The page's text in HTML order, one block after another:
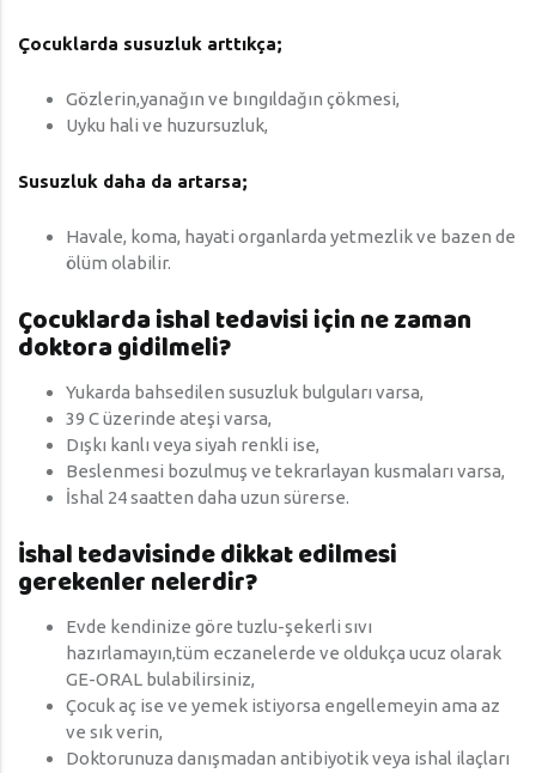
Çocuklarda susuzluk arttıkça;
Gözlerin,yanağın ve bıngıldağın çökmesi,
Uyku hali ve huzursuzluk,
Susuzluk daha da artarsa;
Havale, koma, hayati organlarda yetmezlik ve bazen de
ölüm olabilir.
Çocuklarda ishal tedavisi için ne zaman
doktora gidilmeli?
Yukarda bahsedilen susuzluk bulguları varsa,
39 C üzerinde ateşi varsa,
Dışkı kanlı veya siyah renkli ise,
Beslenmesi bozulmuş ve tekrarlayan kusmaları varsa,
İshal 24 saatten daha uzun sürerse.
İshal tedavisinde dikkat edilmesi
gerekenler nelerdir?
Evde kendinize göre tuzlu-şekerli sıvı
hazırlamayın,tüm eczanelerde ve oldukça ucuz olarak
GE-ORAL bulabilirsiniz,
Çocuk aç ise ve yemek istiyorsa engellemeyin ama az
ve sık verin,
Doktorunuza danışmadan antibiyotik veya ishal ilaçları